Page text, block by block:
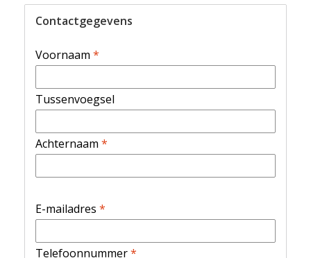
Contactgegevens
Voornaam *
Tussenvoegsel
Achternaam *
E-mailadres *
Telefoonnummer*